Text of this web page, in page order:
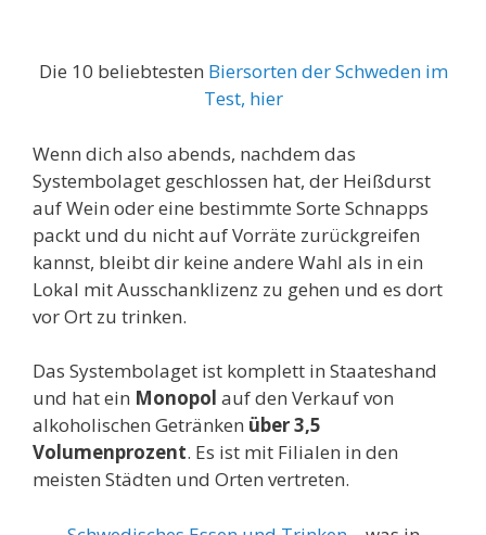
Die 10 beliebtesten Biersorten der Schweden im
Test, hier
Wenn dich also abends, nachdem das
Systembolaget geschlossen hat, der Heißdurst
auf Wein oder eine bestimmte Sorte Schnapps
packt und du nicht auf Vorräte zurückgreifen
kannst, bleibt dir keine andere Wahl als in ein
Lokal mit Ausschanklizenz zu gehen und es dort
vor Ort zu trinken.
Das Systembolaget ist komplett in Staateshand
und hat ein Monopol auf den Verkauf von
alkoholischen Getränken über 3,5
Volumenprozent. Es ist mit Filialen in den
meisten Städten und Orten vertreten.